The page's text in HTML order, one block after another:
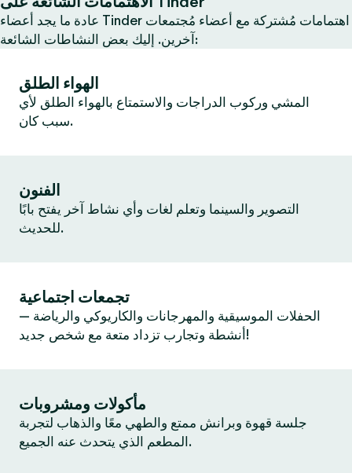
عادة ما يجد أعضاء Tinder اهتمامات مُشتركة مع أعضاء مُجتمعات
آخرين. إليك بعض النشاطات الشائعة:
الهواء الطلق
المشي وركوب الدراجات والاستمتاع بالهواء الطلق لأي
سبب كان.
الفنون
التصوير والسينما وتعلم لغات وأي نشاط آخر يفتح بابًا
للحديث.
تجمعات اجتماعية
الحفلات الموسيقية والمهرجانات والكاريوكي والرياضة —
أنشطة وتجارب تزداد متعة مع شخص جديد!
مأكولات ومشروبات
جلسة قهوة وبرانش ممتع والطهي معًا والذهاب لتجربة
المطعم الذي يتحدث عنه الجميع.